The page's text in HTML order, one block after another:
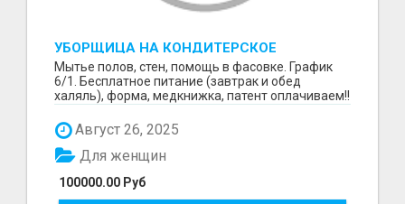
УБОРЩИЦА НА КОНДИТЕРСКОЕ
ПРОИЗВОДСТВО (МАРЬИНО/КУРЬЯНОВО)
Мытье полов, стен, помощь в фасовке. График
6/1. Бесплатное питание (завтрак и обед
халяль), форма, медкнижка, патент оплачиваем!!
Август 26, 2025
100000.00 Руб
Для женщин